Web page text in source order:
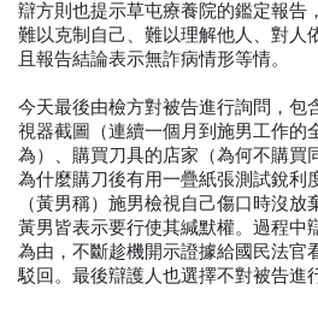
辯方則也提示草屯療養院的鑑定報告
難以克制自己、難以理解他人、對人
且報告結論表示無詐病情形等情。
今天最後由檢方對被告進行詢問，包
視器截圖（連續一個月到施男工作的
為）、購買刀具的店家（為何不購買
為什麼購刀後有用一疊紙張測試銳利
（黃男稱）施男檢視自己傷口時沒
黃男皆表示要行使其緘默權。過程中
為由，不斷趁機開示證據給國民法官
駁回。最後辯護人也選擇不對被告進